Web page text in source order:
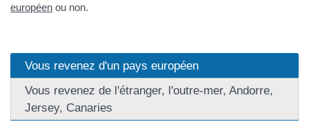
européen ou non.
Vous revenez d'un pays européen
Vous revenez de l'étranger, l'outre-mer, Andorre,
Jersey, Canaries